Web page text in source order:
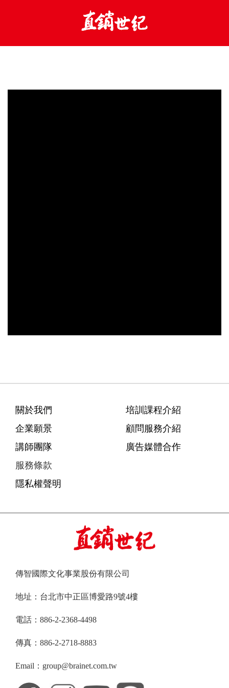
關於我們
企業願景
講師團隊
服務條款
隱私權聲明
培訓課程介紹
顧問服務介紹
廣告媒體合作
傳智國際文化事業股份有限公司
地址：台北市中正區博愛路9號4樓
電話：886-2-2368-4498
傳真：886-2-2718-8883
Email：group@brainet.com.tw